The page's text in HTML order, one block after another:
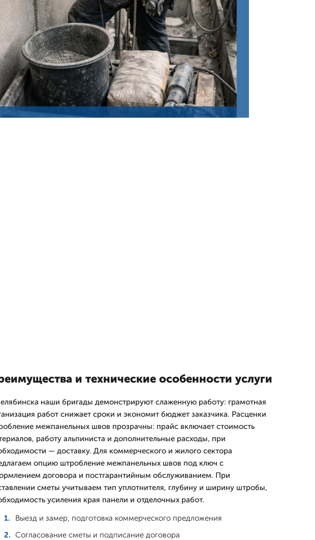
и технические особенности услуги
наши бригады демонстрируют слаженную работу: грамотная
работ снижает сроки и экономит бюджет заказчика. Расценки
межпанельных швов прозрачны: прайс включает стоимость
работу альпиниста и дополнительные расходы, при
— доставку. Для коммерческого и жилого сектора
опцию штробление межпанельных швов под ключ с
договора и постгарантийным обслуживанием. При
сметы учитываем тип уплотнителя, глубину и ширину штробы,
усиления края панели и отделочных работ.
Выезд и замер, подготовка коммерческого предложения
Согласование сметы и подписание договора